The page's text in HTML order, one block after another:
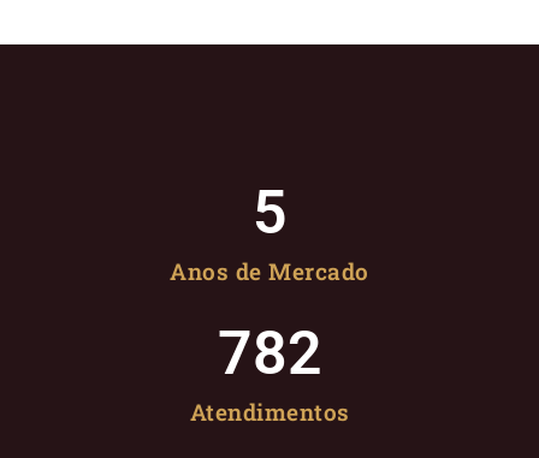
Anos de Mercado
5
Atendimentos
782